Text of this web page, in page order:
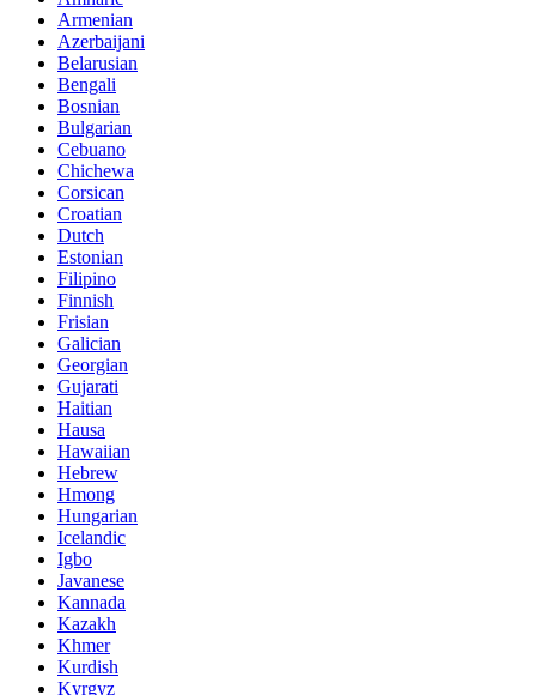
Armenian
Azerbaijani
Belarusian
Bengali
Bosnian
Bulgarian
Cebuano
Chichewa
Corsican
Croatian
Dutch
Estonian
Filipino
Finnish
Frisian
Galician
Georgian
Gujarati
Haitian
Hausa
Hawaiian
Hebrew
Hmong
Hungarian
Icelandic
Igbo
Javanese
Kannada
Kazakh
Khmer
Kurdish
Kyrgyz